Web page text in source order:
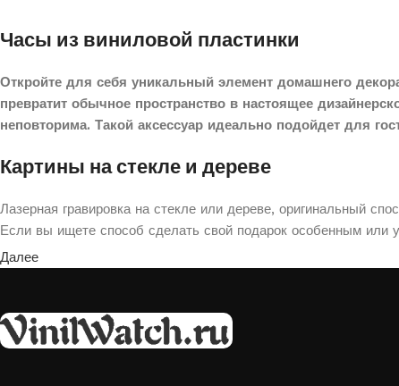
Часы из виниловой пластинки
Откройте для себя уникальный элемент домашнего
превратит обычное пространство в настоящее
неповторима. Такой аксессуар идеально подойдет для
Картины на стекле и дереве
Лазерная гравировка на стекле или дереве, оригинальный
Если вы ищете способ сделать свой подарок особенным или
Далее